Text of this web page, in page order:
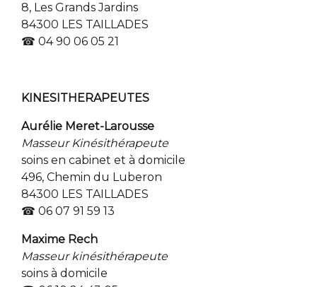
8, Les Grands Jardins
84300 LES TAILLADES
☎ 04 90 06 05 21
KINESITHERAPEUTES
Aurélie Meret-Larousse
Masseur Kinésithérapeute
soins en cabinet et à domicile
496, Chemin du Luberon
84300 LES TAILLADES
☎ 06 07 91 59 13
Maxime Rech
Masseur kinésithérapeute
soins à domicile